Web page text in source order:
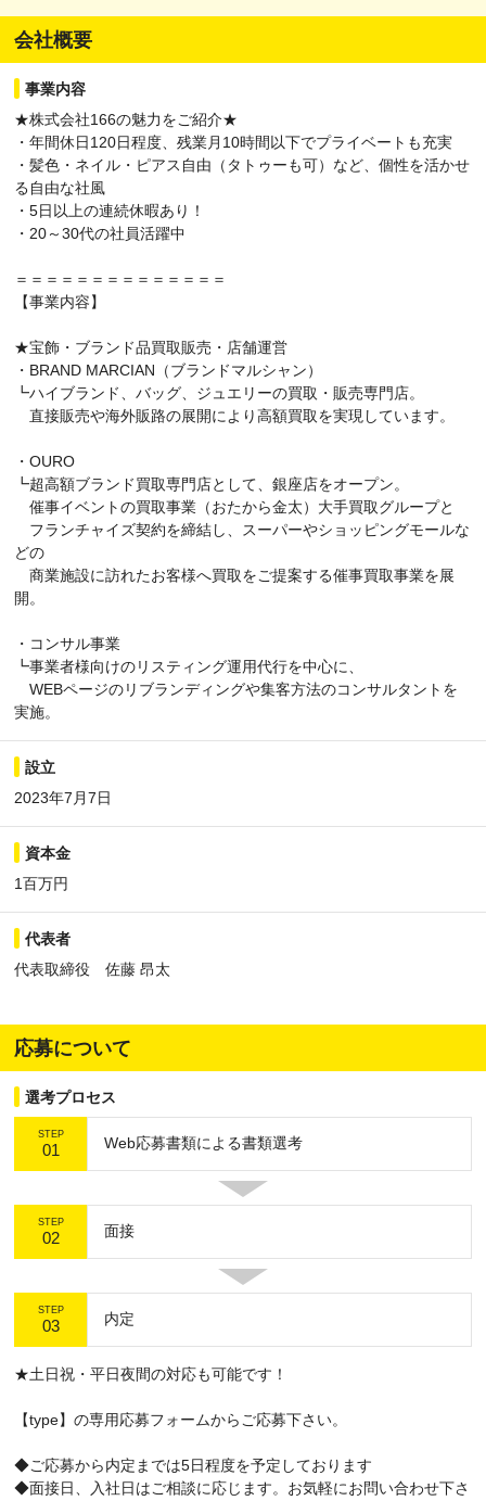
会社概要
事業内容
★株式会社166の魅力をご紹介★
・年間休日120日程度、残業月10時間以下でプライベートも充実
・髪色・ネイル・ピアス自由（タトゥーも可）など、個性を活かせ
る自由な社風
・5日以上の連続休暇あり！
・20～30代の社員活躍中
＝＝＝＝＝＝＝＝＝＝＝＝＝＝
【事業内容】
★宝飾・ブランド品買取販売・店舗運営
・BRAND MARCIAN（ブランドマルシャン）
┗ハイブランド、バッグ、ジュエリーの買取・販売専門店。
直接販売や海外販路の展開により高額買取を実現しています。
・OURO
┗超高額ブランド買取専門店として、銀座店をオープン。
催事イベントの買取事業（おたから金太）大手買取グループと
フランチャイズ契約を締結し、スーパーやショッピングモールな
どの
商業施設に訪れたお客様へ買取をご提案する催事買取事業を展
開。
・コンサル事業
┗事業者様向けのリスティング運用代行を中心に、
WEBページのリブランディングや集客方法のコンサルタントを
実施。
設立
2023年7月7日
資本金
1百万円
代表者
代表取締役 佐藤 昂太
応募について
選考プロセス
STEP
01 Web応募書類による書類選考
STEP
02 面接
STEP
03 内定
★土日祝・平日夜間の対応も可能です！
【type】の専用応募フォームからご応募下さい。
◆ご応募から内定までは5日程度を予定しております
◆面接日、入社日はご相談に応じます。お気軽にお問い合わせ下さ